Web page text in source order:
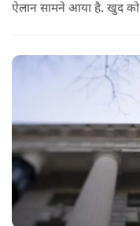
ऐलान सामने आया है. खुद